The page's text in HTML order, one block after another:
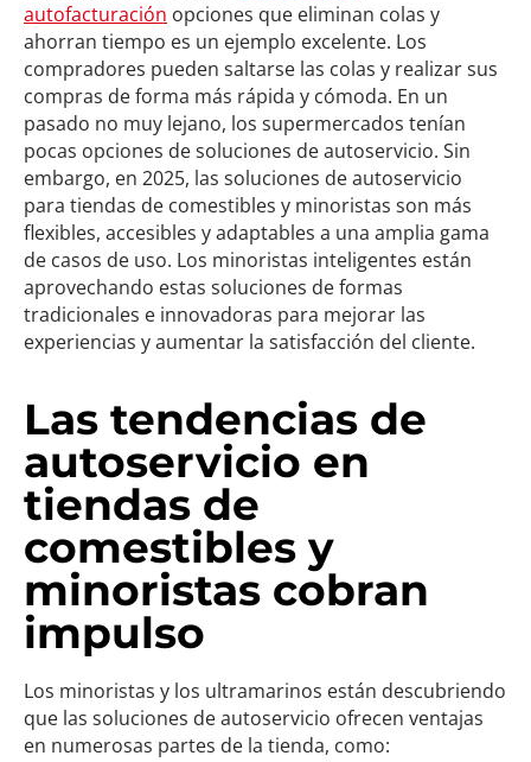
autofacturación opciones que eliminan colas y
ahorran tiempo es un ejemplo excelente. Los
compradores pueden saltarse las colas y realizar sus
compras de forma más rápida y cómoda. En un
pasado no muy lejano, los supermercados tenían
pocas opciones de soluciones de autoservicio. Sin
embargo, en 2025, las soluciones de autoservicio
para tiendas de comestibles y minoristas son más
flexibles, accesibles y adaptables a una amplia gama
de casos de uso. Los minoristas inteligentes están
aprovechando estas soluciones de formas
tradicionales e innovadoras para mejorar las
experiencias y aumentar la satisfacción del cliente.
Las tendencias de
autoservicio en
tiendas de
comestibles y
minoristas cobran
impulso
Los minoristas y los ultramarinos están descubriendo
que las soluciones de autoservicio ofrecen ventajas
en numerosas partes de la tienda, como: